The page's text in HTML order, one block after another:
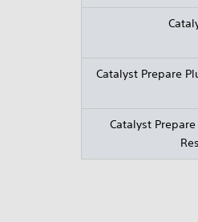
Catalyst Prepare
Catalyst